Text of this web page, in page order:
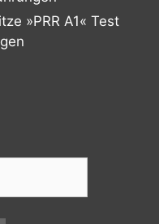
»PRR A1« Test